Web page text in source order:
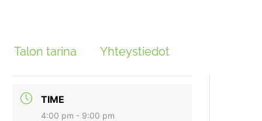
Talon tarina Yhteystiedot
loka 24 2021
TIME
4:00 pm - 9:00 pm